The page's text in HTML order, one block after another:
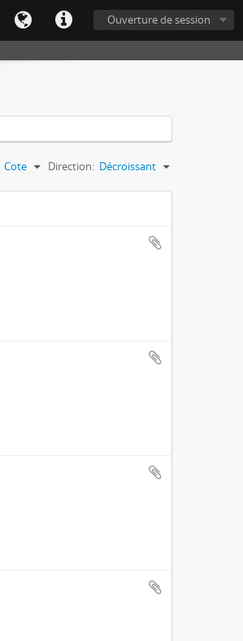
Ouverture de session
Cote Direction: Décroissant